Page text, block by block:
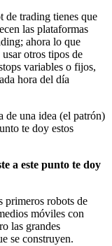
de trading tienes que
las plataformas
ahora lo que
otros tipos de
variables o fijos,
hora del día
de una idea (el patrón)
te doy estos
a este punto te doy
primeros robots de
móviles con
las grandes
se construyen.